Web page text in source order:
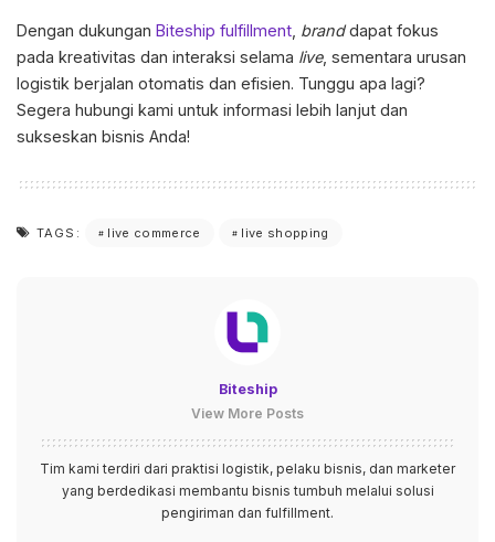
Dengan dukungan Biteship fulfillment branddapat fokus
pada kreativitas dan interaksi selama live, sementara urusan
logistik berjalan otomatis dan efisien. Tunggu apa lagi?
Segera hubungi kami untuk informasi lebih lanjut dan
sukseskan bisnis Anda!
TAGS: live commerce live shopping
Biteship
View More Posts
Tim kami terdiri dari praktisi logistik, pelaku bisnis, dan marketer
yang berdedikasi membantu bisnis tumbuh melalui solusi
pengiriman dan fulfillment.